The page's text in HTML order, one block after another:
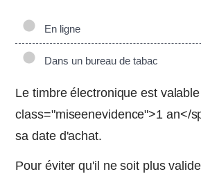
En ligne
Dans un bureau de tabac
Le timbre électronique est
class="miseenevidence">1 an</
sa date d'achat.
Pour éviter qu'il ne soit plus